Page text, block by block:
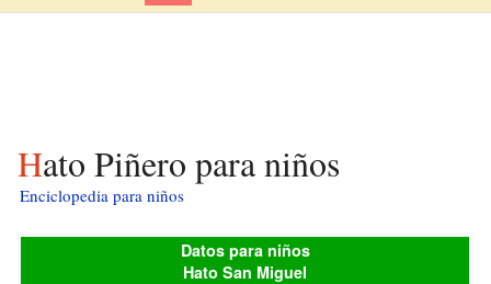
Hato Piñero para niños
Enciclopedia para niños
Datos para niños
Hato San Miguel